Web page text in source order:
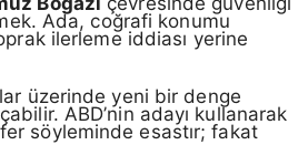
Ada, coğrafi konumu
ilerleme iddiası yerine
üzerinde yeni bir denge
ABD’nin adayı kullanarak
söyleminde esastır; fakat